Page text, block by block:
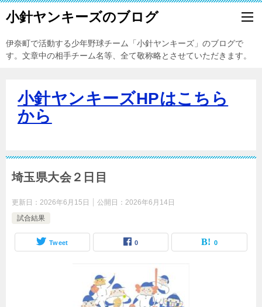
小針ヤンキーズのブログ
伊奈町で活動する少年野球チーム「小針ヤンキーズ」のブログで
す。文章中の相手チーム名等、全て敬称略とさせていただきます。
小針ヤンキーズHPはこちら
から
埼玉県大会２日目
更新日： 2026年6月15日 公開日： 2026年6月14日
試合結果
Tweet 0 0